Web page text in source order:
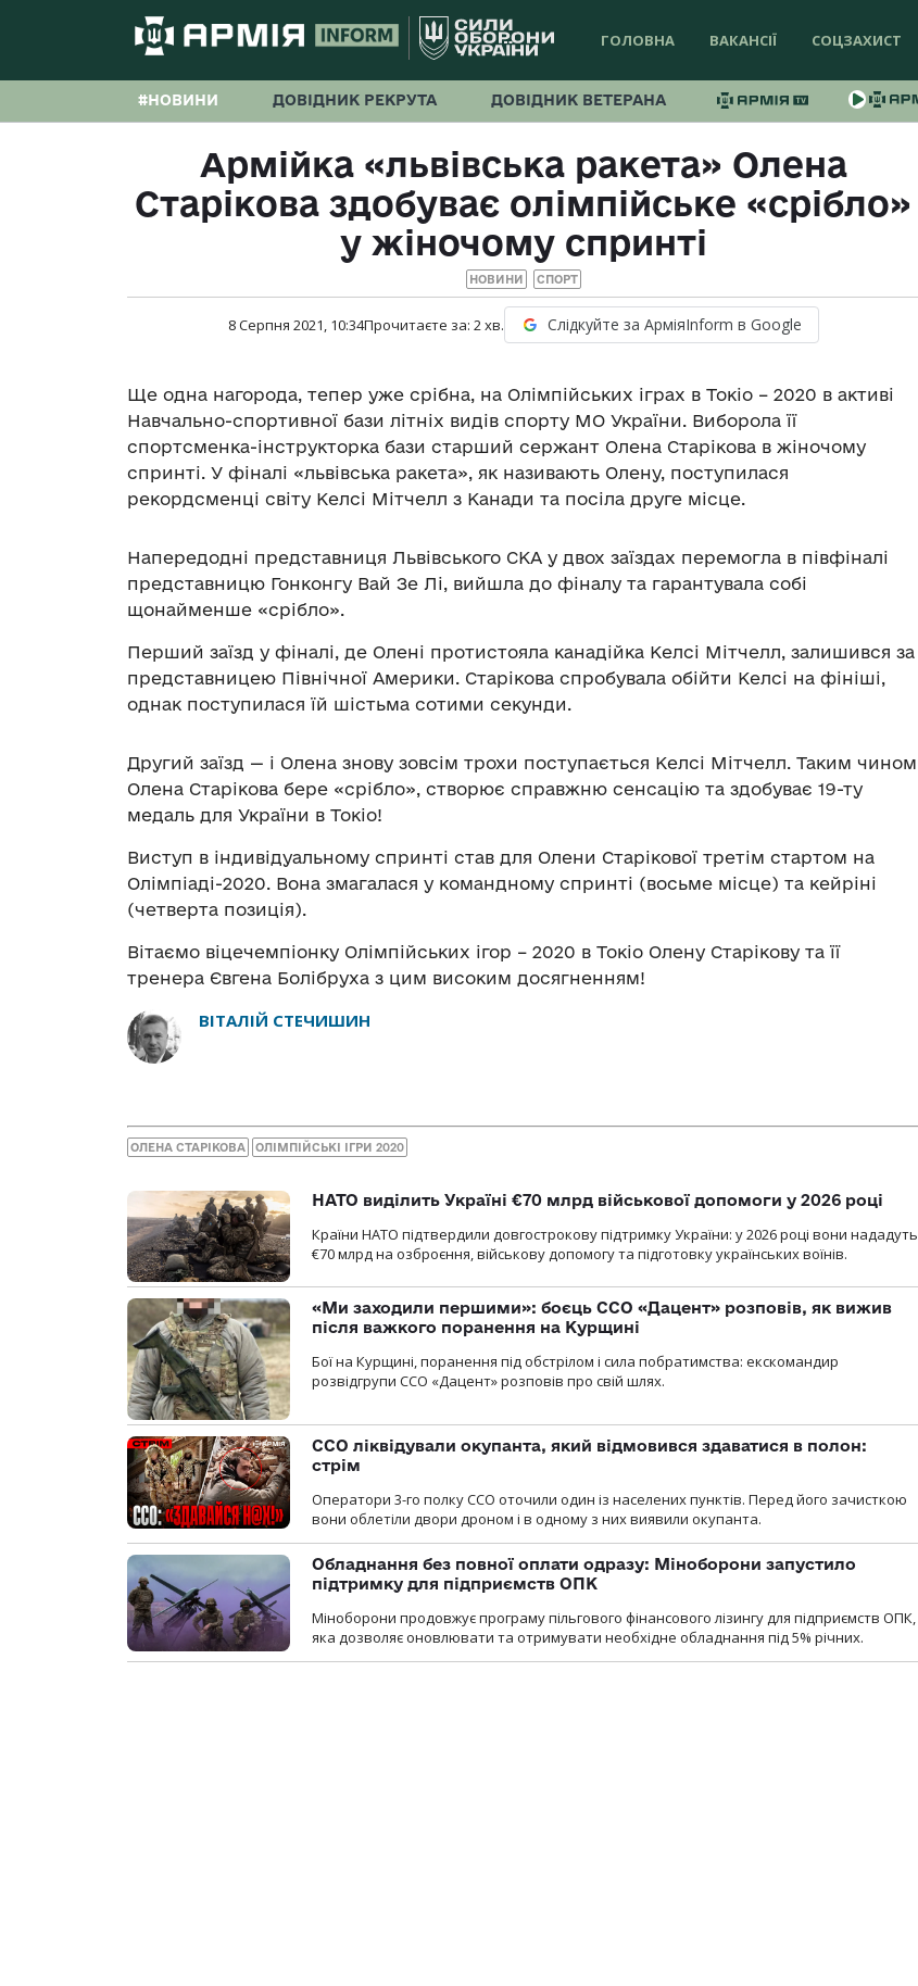
ГОЛОВНА ВАКАНСІЇ СОЦЗАХИСТ
#НОВИНИ ДОВІДНИК РЕКРУТА ДОВІДНИК ВЕТЕРАНА
Армійка «львівська ракета» Олена
Старікова здобуває олімпійське «срібло»
у жіночому спринті
НОВИНИ СПОРТ
8 Серпня 2021, 10:34Прочитаєте за: 2хв. Слідкуйте за АрміяInform в Google
Ще одна нагорода, тепер уже срібна, на Олімпійських іграх в Токіо – 2020 в активі
Навчально-спортивної бази літніх видів спорту МО України. Виборола її
спортсменка-інструкторка бази старший сержант Олена Старікова в жіночому
спринті. У фіналі «львівська ракета», як називають Олену, поступилася
рекордсменці світу Келсі Мітчелл з Канади та посіла друге місце.
Напередодні представниця Львівського СКА у двох заїздах перемогла в півфіналі
представницю Гонконгу Вай Зе Лі, вийшла до фіналу та гарантувала собі
щонайменше «срібло».
Перший заїзд у фіналі, де Олені протистояла канадійка Келсі Мітчелл, залишився за
представницею Північної Америки. Старікова спробувала обійти Келсі на фініші,
однак поступилася їй шістьма сотими секунди.
Другий заїзд — і Олена знову зовсім трохи поступається Келсі Мітчелл. Таким чином
Олена Старікова бере «срібло», створює справжню сенсацію та здобуває 19-ту
медаль для України в Токіо!
Виступ в індивідуальному спринті став для Олени Старікової третім стартом на
Олімпіаді-2020. Вона змагалася у командному спринті (восьме місце) та кейріні
(четверта позиція).
Вітаємо віцечемпіонку Олімпійських ігор – 2020 в Токіо Олену Старікову та її
тренера Євгена Болібруха з цим високим досягненням!
ВІТАЛІЙ СТЕЧИШИН
ОЛЕНА СТАРІКОВА ОЛІМПІЙСЬКІ ІГРИ 2020
НАТО виділить Україні €70 млрд військової допомоги у 2026 році
Країни НАТО підтвердили довгострокову підтримку України: у 2026 році вони нададуть
€70 млрд на озброєння, військову допомогу та підготовку українських воїнів.
«Ми заходили першими»: боєць ССО «Дацент» розповів, як вижив
після важкого поранення на Курщині
Бої на Курщині, поранення під обстрілом і сила побратимства: екскомандир
розвідгрупи ССО «Дацент» розповів про свій шлях.
ССО ліквідували окупанта, який відмовився здаватися в полон:
стрім
Оператори 3-го полку ССО оточили один із населених пунктів. Перед його зачисткою
вони облетіли двори дроном і в одному з них виявили окупанта.
Обладнання без повної оплати одразу: Міноборони запустило
підтримку для підприємств ОПК
Міноборони продовжує програму пільгового фінансового лізингу для підприємств ОПК,
яка дозволяє оновлювати та отримувати необхідне обладнання під 5% річних.